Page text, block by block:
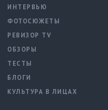
ИНТЕРВЬЮ
ФОТОСЮЖЕТЫ
РЕВИЗОР TV
ОБЗОРЫ
ТЕСТЫ
БЛОГИ
КУЛЬТУРА В ЛИЦАХ